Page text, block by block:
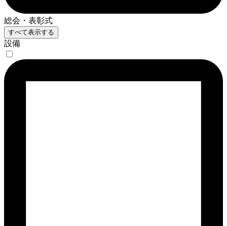
総会・表彰式
すべて表示する
設備